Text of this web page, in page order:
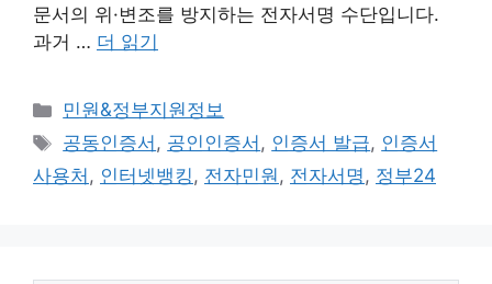
문서의 위·변조를 방지하는 전자서명 수단입니다.
과거 … 더 읽기
카
테
리
민원&정부지원정보
태
그
공동인증서 , 공인인증서 , 인증서 발급, 인증서
사용처 , 인터넷뱅킹, 전자민원, 전자서명, 정부24